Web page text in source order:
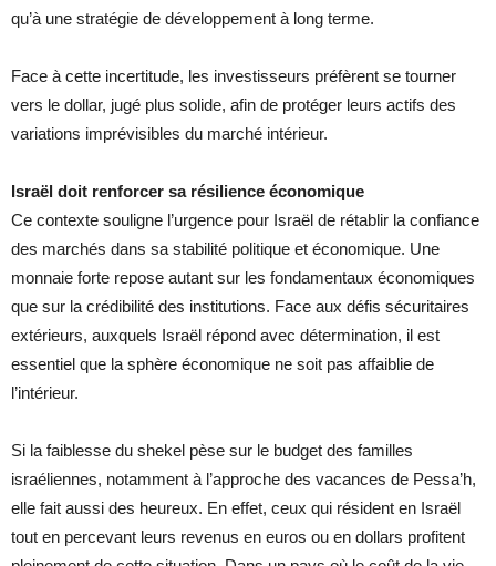
qu’à une stratégie de développement à long terme.
Face à cette incertitude, les investisseurs préfèrent se tourner
vers le dollar, jugé plus solide, afin de protéger leurs actifs des
variations imprévisibles du marché intérieur.
Israël doit renforcer sa résilience économique
Ce contexte souligne l’urgence pour Israël de rétablir la confiance
des marchés dans sa stabilité politique et économique. Une
monnaie forte repose autant sur les fondamentaux économiques
que sur la crédibilité des institutions. Face aux défis sécuritaires
extérieurs, auxquels Israël répond avec détermination, il est
essentiel que la sphère économique ne soit pas affaiblie de
l’intérieur.
Si la faiblesse du shekel pèse sur le budget des familles
israéliennes, notamment à l’approche des vacances de Pessa’h,
elle fait aussi des heureux. En effet, ceux qui résident en Israël
tout en percevant leurs revenus en euros ou en dollars profitent